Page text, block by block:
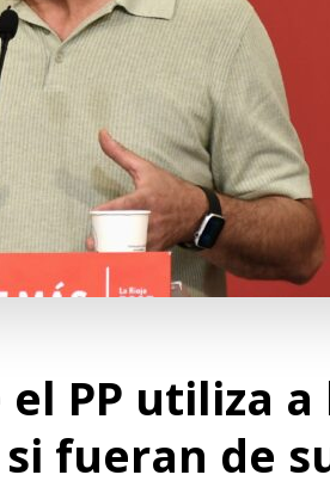
PP utiliza a
fueran de